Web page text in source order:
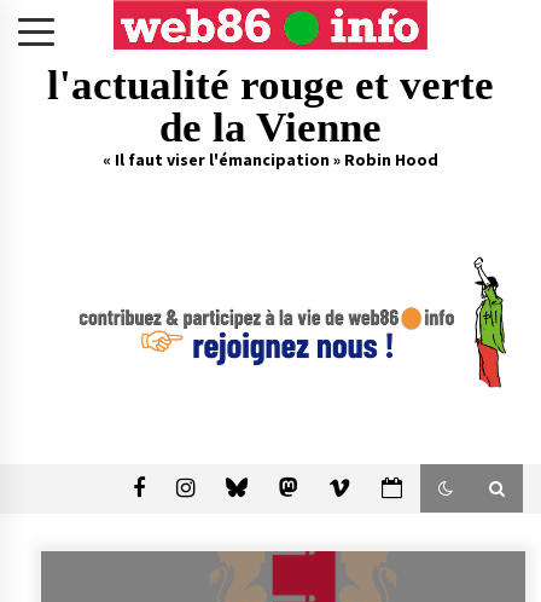
l'actualité rouge et verte
de la Vienne
« Il faut viser l'émancipation » Robin Hood